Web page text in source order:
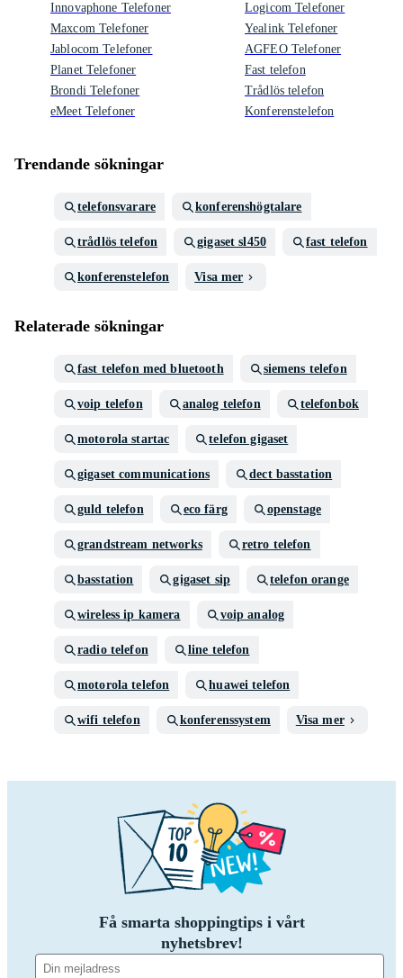
Innovaphone Telefoner
Maxcom Telefoner
Jablocom Telefoner
Planet Telefoner
Brondi Telefoner
eMeet Telefoner
Logicom Telefoner
Yealink Telefoner
AGFEO Telefoner
Fast telefon
Trådlös telefon
Konferenstelefon
Trendande sökningar
telefonsvarare konferenshögtalare
trådlös telefon gigaset sl450 fast telefon
konferenstelefon Visa mer
Relaterade sökningar
fast telefon med bluetooth siemens telefon
voip telefon analog telefon telefonbok
motorola startac telefon gigaset
gigaset communications dect basstation
guld telefon eco färg openstage
grandstream networks retro telefon
basstation gigaset sip telefon orange
wireless ip kamera voip analog
radio telefon line telefon
motorola telefon huawei telefon
wifi telefon konferenssystem Visa mer
Få smarta shoppingtips i vårt
nyhetsbrev!